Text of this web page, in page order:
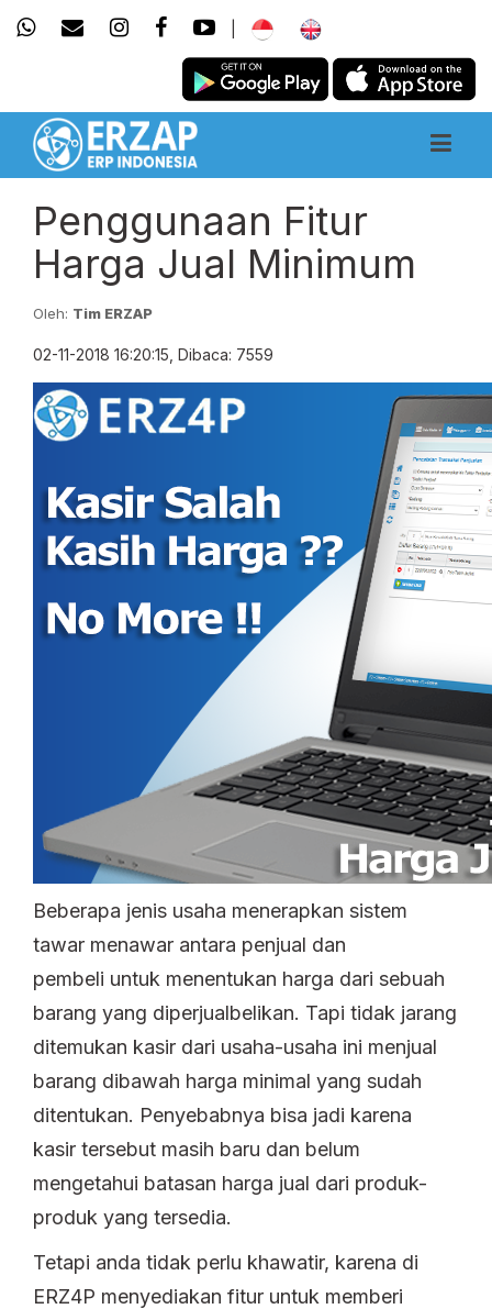
Penggunaan Fitur
Harga Jual Minimum
Oleh: Tim ERZAP
02-11-2018 16:20:15, Dibaca: 7559
Beberapa jenis usaha menerapkan sistem
tawar menawar antara penjual dan
pembeli untuk menentukan harga dari sebuah
barang yang diperjualbelikan. Tapi tidak jarang
ditemukan kasir dari usaha-usaha ini menjual
barang dibawah harga minimal yang sudah
ditentukan. Penyebabnya bisa jadi karena
kasir tersebut masih baru dan belum
mengetahui batasan harga jual dari produk-
produk yang tersedia.
Tetapi anda tidak perlu khawatir, karena di
ERZ4P menyediakan fitur untuk memberi